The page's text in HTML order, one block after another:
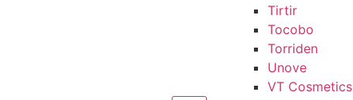
Tirtir
Tocobo
Torriden
Unove
VT Cosmetics